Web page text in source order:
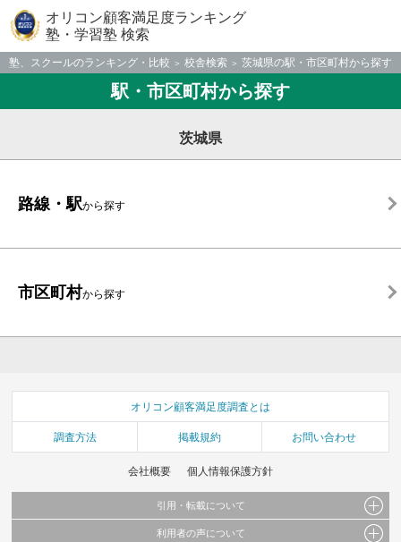
オリコン顧客満足度ランキング
塾・学習塾 検索
塾、スクールのランキング・比較 校舎検索 茨城県の駅・市区町村から探す
駅・市区町村から探す
茨城県
路線・駅から探す
市区町村から探す
オリコン顧客満足度調査とは
調査方法 掲載規約 お問い合わせ
会社概要 個人情報保護方針
引用・転載について
当サイトで公開されている情報（文字、写真、イラスト、画像データ等）及びこれらの配
利用者の声について